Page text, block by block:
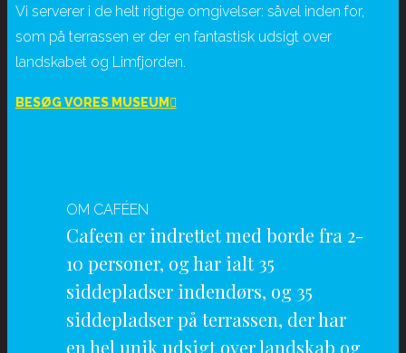
Vi serverer i de helt rigtige omgivelser: såvel inden for,
som på terrassen er der en fantastisk udsigt over
landskabet og Limfjorden.
BESØG VORES MUSEUM
OM CAFÉEN
Cafeen er indrettet med borde fra 2-
10 personer, og har ialt 35
siddepladser indendørs, og 35
siddepladser på terrassen, der har
en hel unik udsigt over landskab og